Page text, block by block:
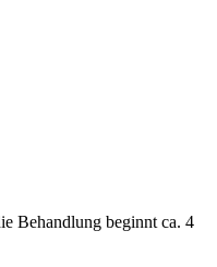
Behandlung beginnt ca. 4